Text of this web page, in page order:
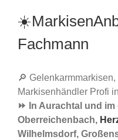
Fachmann
🔎
Markisenhändler Profi
⏩ In Aurachtal und
Oberreichenbach,
Wilhelmsdorf,